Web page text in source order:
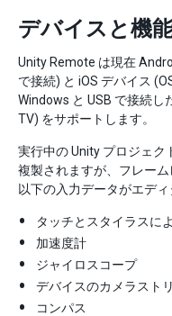
デバイスと機
Unity Remote は現在
で接続) と iOS デバイス
Windows と USB で接続
TV) をサポートします。
実行中の Unity プロジェク
複製されますが、フレー
以下の入力データがエデ
タッチとスタイラスに
加速度計
ジャイロスコープ
デバイスのカメラスト
コンパス